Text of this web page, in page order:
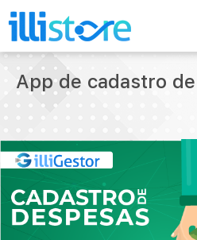
Loja de
App de cadastro